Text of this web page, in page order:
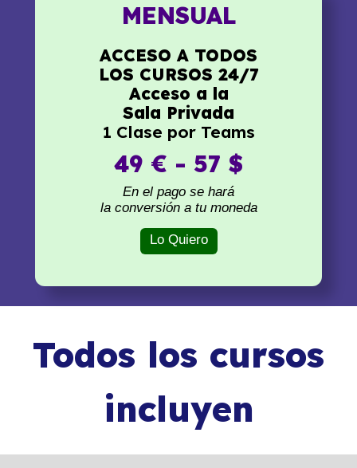
MENSUAL
ACCESO A TODOS
LOS CURSOS 24/7
Acceso a la
Sala Privada
1 Clase por Teams
49 € - 57 $
En el pago se hará
la conversión a tu moneda
Lo Quiero
Todos los cursos
incluyen